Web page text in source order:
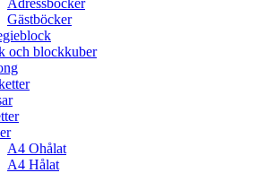
Adressböcker
Gästböcker
och blockkuber
A4 Ohålat
A4 Hålat